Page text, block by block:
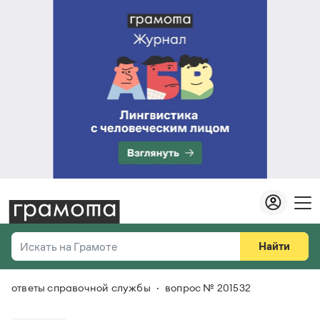
Искать на Грамоте
Справочная служба
Найти
Везде
ответы справочной службы вопрос № 201532